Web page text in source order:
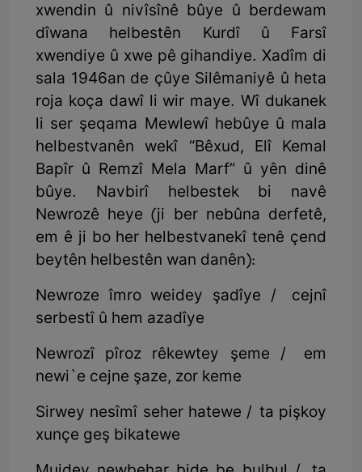
xwendin û nivîsînê bûye û berdewam
dîwana helbestên Kurdî û Farsî
xwendiye û xwe pê gihandiye. Xadîm di
sala 1946an de çûye Silêmaniyê û heta
roja koça dawî li wir maye. Wî dukanek
li ser şeqama Mewlewî hebûye û mala
helbestvanên wekî “Bêxud, Elî Kemal
Bapîr û Remzî Mela Marf” û yên dinê
bûye. Navbirî helbestek bi navê
Newrozê heye (ji ber nebûna derfetê,
em ê ji bo her helbestvanekî tenê çend
beytên helbestên wan danên):
Newroze îmro weidey şadîye / cejnî
serbestî û hem azadîye
Newrozî pîroz rêkewtey şeme / em
newi`e cejne şaze, zor keme
Sirwey nesîmî seher hatewe / ta pişkoy
xunçe geş bikatewe